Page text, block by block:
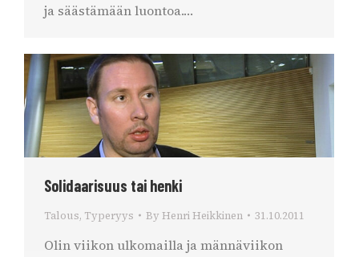
ja säästämään luontoa.…
Solidaarisuus tai henki
Talous, Typeryys By Henri Heikkinen 31.10.2011
Olin viikon ulkomailla ja männäviikon